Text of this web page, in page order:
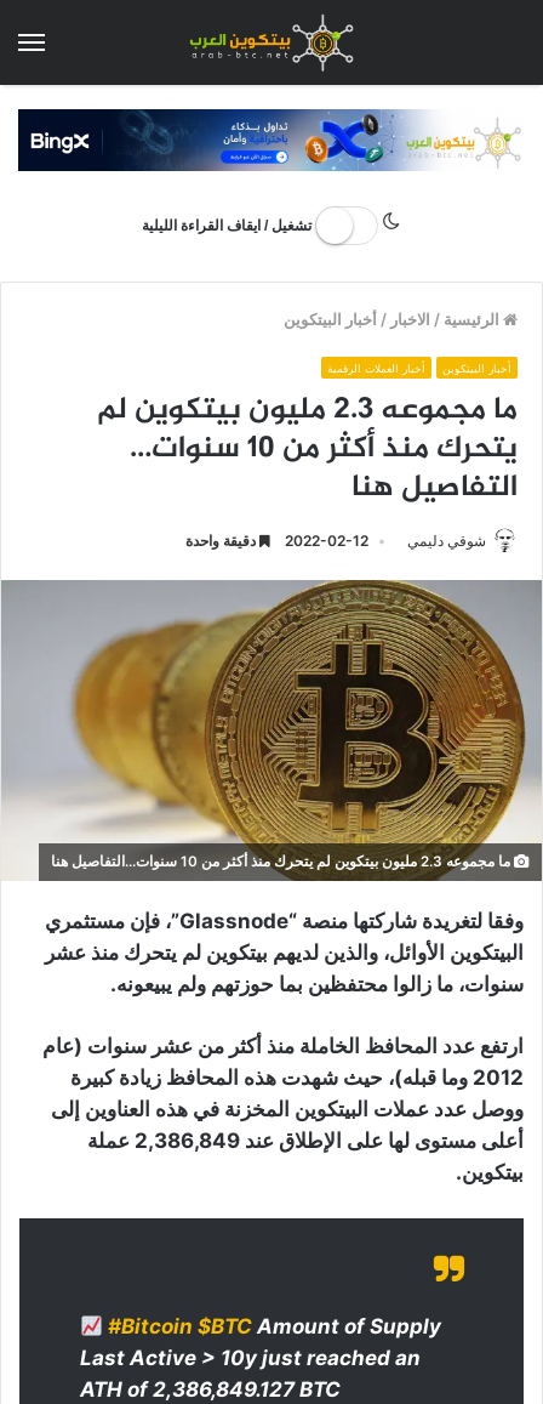
تشغيل / ايقاف القراءة الليلية
الرئيسية / الاخبار /أخبار البيتكوين
أخبار البيتكوين أخبار العملات الرقمية
ما مجموعه 2.3 مليون بيتكوين لم
يتحرك منذ أكثر من 10 سنوات…
التفاصيل هنا
شوقي دليمي 2022-02-12 دقيقة واحدة
ما مجموعه 2.3 مليون بيتكوين لم يتحرك منذ أكثر من 10 سنوات...التفاصيل هنا
وفقا لتغريدة شاركتها منصة “Glassnode”، فإن مستثمري
البيتكوين الأوائل، والذين لديهم بيتكوين لم يتحرك منذ عشر
سنوات، ما زالوا محتفظين بما حوزتهم ولم يبيعونه.
ارتفع عدد المحافظ الخاملة منذ أكثر من عشر سنوات (عام
2012 وما قبله)، حيث شهدت هذه المحافظ زيادة كبيرة
ووصل عدد عملات البيتكوين المخزنة في هذه العناوين إلى
أعلى مستوى لها على الإطلاق عند 2,386,849 عملة
بيتكوين.
#Bitcoin $BTCAmount of Supply
Last Active > 10y just reached an
ATH of 2,386,849.127 BTC